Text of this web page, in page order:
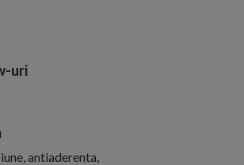
uri
antiaderenta,